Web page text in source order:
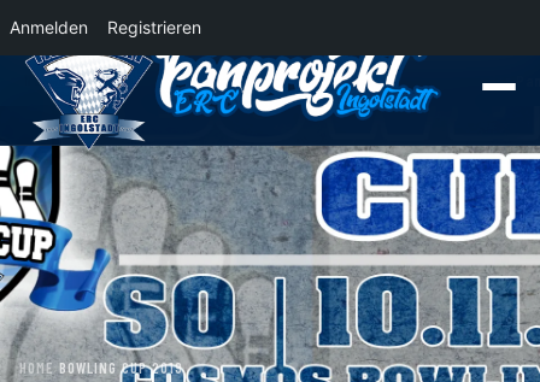
Anmelden Registrieren
NewsDer Panther Express 2026/2027 rollt nach Krefeld! Wohin rollt der
HOME› BOWLING CUP 2019